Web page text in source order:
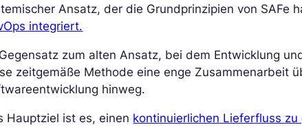
Ansatz, der die Grundprinzipien von SAFe
integriert.
zum alten Ansatz, bei dem Entwicklung
zeitgemäße Methode eine enge Zusammenarbeit
hinweg.
Hauptziel ist es, einen kontinuierlichen Lieferfluss zu